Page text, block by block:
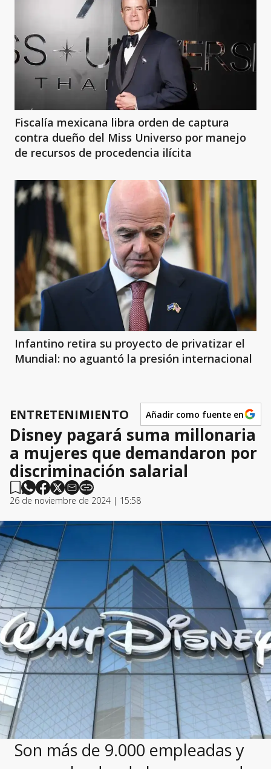
Fiscalía mexicana libra orden de captura
contra dueño del Miss Universo por manejo
de recursos de procedencia ilícita
Infantino retira su proyecto de privatizar el
Mundial: no aguantó la presión internacional
ENTRETENIMIENTO Añadir como fuente en
Disney pagará suma millonaria
a mujeres que demandaron por
discriminación salarial
26 de noviembre de 2024 | 15:58
Son más de 9.000 empleadas y